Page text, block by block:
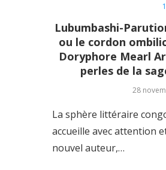
1
Lubumbashi-
ou le cordon
Doryphore Mearl
perles de la
28
La sphère littéraire
accueille avec attention
nouvel auteur,…